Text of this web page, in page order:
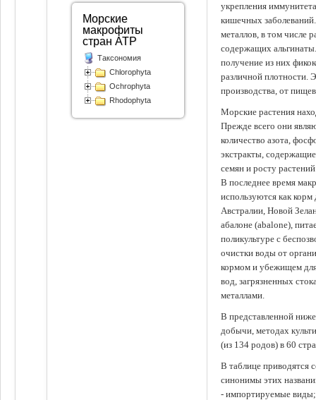
укрепления
кишечных
металлов, в том числе
содержащих
получение из них
различной плотности.
производства, от
Морские растения
Прежде всего они
количество азота,
экстракты,
семян и росту
В последнее время
используются как
Австралии, Новой
абалоне (abalone),
поликультуре с
очистки воды от
кормом и убежищем
вод, загрязненных
металлами.
В представленной
добычи, методах
(из 134 родов) в 60
В таблице приводятся
синонимы этих
- импортируемые
Морские
макрофиты
стран АТР
Таксономия
Chlorophyta
Ochrophyta
Rhodophyta